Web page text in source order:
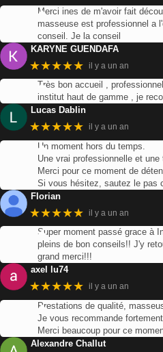
Merci ines de m'avoir fait
masseuse est professionnel a
conseil. Je la conseil
KARYNE GUENDAFA
★★★★★ il y a un an
Très bon accueil ,
institut haut de gamme , je
Lucas Dablin
★★★★★ il y a un an
Un moment hors du temps.
Une vrai professionnelle et une
Merci pour ce moment de
Si vous hésitez, sautez le pas
Florian
★★★★★ il y a un an
Super moment passé grace à
pleins de bon conseils!! J'y
grand merci!!!
axel lu74
★★★★★ il y a un an
Prestations de qualité,
Je vous recommande
Merci beaucoup pour ce
Alexandre Challut